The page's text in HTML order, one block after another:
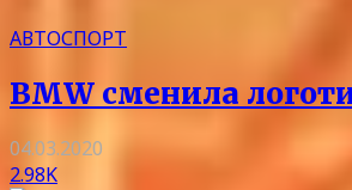
АВТОСПОРТ
BMW сменила
04.03.2020
2.98K